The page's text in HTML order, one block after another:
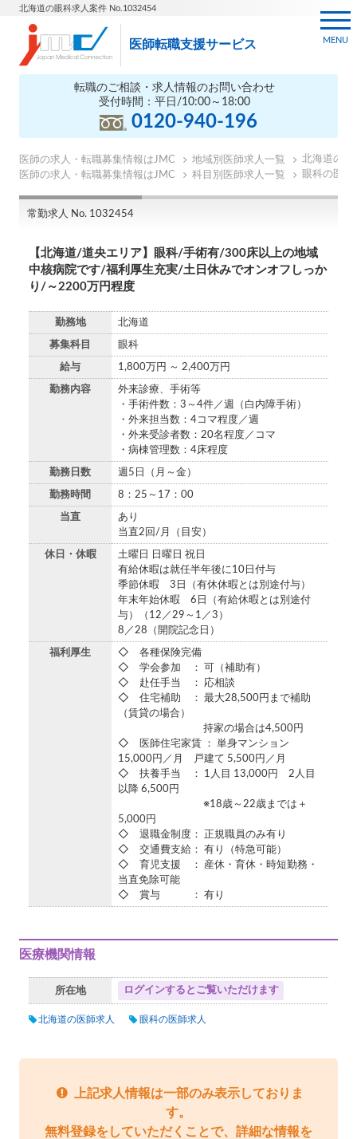
北海道の眼科求人案件 No.1032454
医師転職支援サービス
転職のご相談・求人情報のお問い合わせ
受付時間：平日/10:00～18:00
0120-940-196
MENU
医師の求人・転職募集情報はJMC 地域別医師求人一覧
北海道の医
医師の求人・転職募集情報はJMC
科目別医師求人一覧 眼科の医師
常勤求人 No. 1032454
【北海道/道央エリア】眼科/手術有/300床以上の地域
中核病院です/福利厚生充実/土日休みでオンオフしっか
り/～2200万円程度
勤務地 北海道
募集科目 眼科
給与 1,800万円 ～ 2,400万円
勤務内容
外来診療、手術等
・手術件数：3～4件／週（白内障手術）
・外来担当数：4コマ程度／週
・外来受診者数：20名程度／コマ
・病棟管理数：4床程度
勤務日数 週5日（月～金）
勤務時間 8：25～17：00
当直
あり
当直2回/月（目安）
休日・休暇
土曜日 日曜日 祝日
有給休暇は就任半年後に10日付与
季節休暇 3日（有休休暇とは別途付与）
年末年始休暇 6日（有給休暇とは別途付
与）（12／29～1／3）
8／28（開院記念日）
福利厚生
◇ 各種保険完備
◇ 学会参加 ： 可（補助有）
◇ 赴任手当 ： 応相談
◇ 住宅補助 ： 最大28,500円まで補助
（賃貸の場合）
持家の場合は4,500円
◇ 医師住宅家賃 ： 単身マンション
15,000円／月 戸建て 5,500円／月
◇ 扶養手当 ： 1人目 13,000円 2人目
以降 6,500円
※18歳～22歳までは＋
5,000円
◇ 退職金制度： 正規職員のみ有り
◇ 交通費支給： 有り（特急可能）
◇ 育児支援 ： 産休・育休・時短勤務・
当直免除可能
◇ 賞与 ： 有り
医療機関情報
所在地 ログインするとご覧いただけます
北海道の医師求人 眼科の医師求人
上記求人情報は一部のみ表示しておりま
す。
無料登録をしていただくことで、詳細な情報を